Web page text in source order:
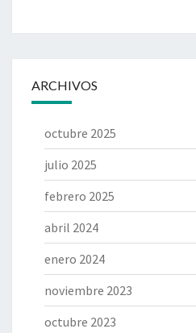
ARCHIVOS
octubre 2025
julio 2025
febrero 2025
abril 2024
enero 2024
noviembre 2023
octubre 2023